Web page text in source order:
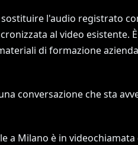
l'audio registrato
al video esistente.
di formazione
conversazione che sta
a Milano è in videochiamata